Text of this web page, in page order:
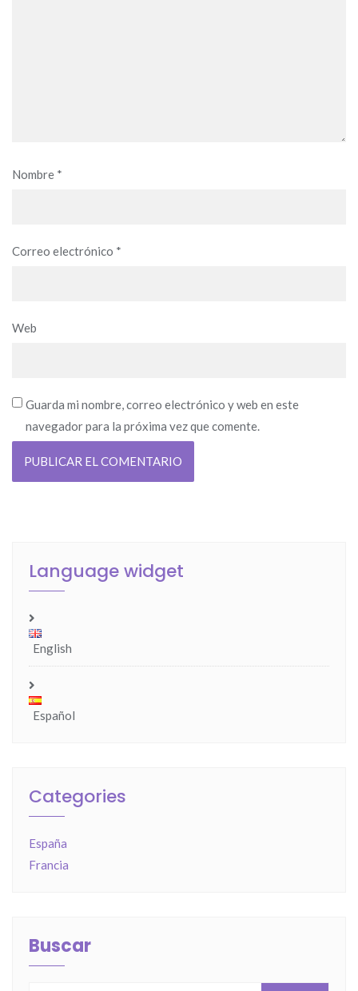
Nombre *
Correo electrónico *
Web
Guarda mi nombre, correo electrónico y web en este
navegador para la próxima vez que comente.
Language widget
English
Español
Categories
España
Francia
Buscar